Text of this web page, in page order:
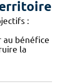
:
bénéfice
la